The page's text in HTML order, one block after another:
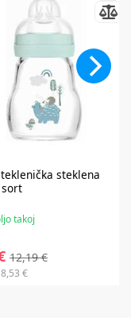
steklena
takoj
12,19 €
8,53 €